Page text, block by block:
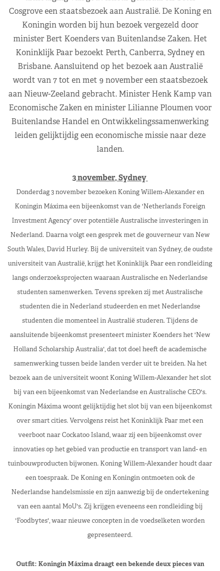
Cosgrove een staatsbezoek aan Australië. De Koning en
Koningin worden bij hun bezoek vergezeld door
minister Bert Koenders van Buitenlandse Zaken. Het
Koninklijk Paar bezoekt Perth, Canberra, Sydney en
Brisbane. Aansluitend op het bezoek aan Australië
wordt van 7 tot en met 9 november een staatsbezoek
aan Nieuw-Zeeland gebracht. Minister Henk Kamp van
Economische Zaken en minister Lilianne Ploumen voor
Buitenlandse Handel en Ontwikkelingssamenwerking
leiden gelijktijdig een economische missie naar deze
landen.
3 november, Sydney
Donderdag 3 november bezoeken Koning Willem-Alexander en
Koningin Máxima een bijeenkomst van de 'Netherlands Foreign
Investment Agency' over potentiële Australische investeringen in
Nederland. Daarna volgt een gesprek met de gouverneur van New
South Wales, David Hurley. Bij de universiteit van Sydney, de oudste
universiteit van Australië, krijgt het Koninklijk Paar een rondleiding
langs onderzoeksprojecten waaraan Australische en Nederlandse
studenten samenwerken. Tevens spreken zij met Australische
studenten die in Nederland studeerden en met Nederlandse
studenten die momenteel in Australië studeren. Tijdens de
aansluitende bijeenkomst presenteert minister Koenders het 'New
Holland Scholarship Australia', dat tot doel heeft de academische
samenwerking tussen beide landen verder uit te breiden. Na het
bezoek aan de universiteit woont Koning Willem-Alexander het slot
bij van een bijeenkomst van Nederlandse en Australische CEO's.
Koningin Máxima woont gelijktijdig het slot bij van een bijeenkomst
over smart cities. Vervolgens reist het Koninklijk Paar met een
veerboot naar Cockatoo Island, waar zij een bijeenkomst over
innovaties op het gebied van productie en transport van land- en
tuinbouwproducten bijwonen. Koning Willem-Alexander houdt daar
een toespraak. De Koning en Koningin ontmoeten ook de
Nederlandse handelsmissie en zijn aanwezig bij de ondertekening
van een aantal MoU's. Zij krijgen eveneens een rondleiding bij
'Foodbytes', waar nieuwe concepten in de voedselketen worden
gepresenteerd.
Outfit: Koningin Máxima draagt een bekende deux pieces van